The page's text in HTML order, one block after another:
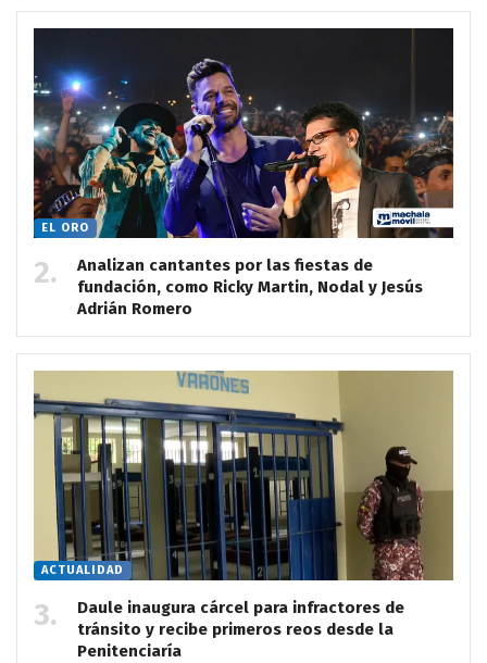
EL ORO
Analizan cantantes por las fiestas de
fundación, como Ricky Martin, Nodal y Jesús
Adrián Romero
ACTUALIDAD
Daule inaugura cárcel para infractores de
tránsito y recibe primeros reos desde la
Penitenciaría